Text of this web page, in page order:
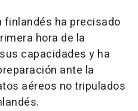
finlandés ha precisado
hora de la
capacidades y ha
ante la
aéreos no tripulados